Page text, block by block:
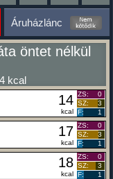
Áruházlánc
öntet nélkül
kcal
14
kcal
ZS:
0
SZ:
3
F:
1
17
kcal
ZS:
0
SZ:
3
F:
1
18
kcal
ZS:
0
SZ:
3
F:
1